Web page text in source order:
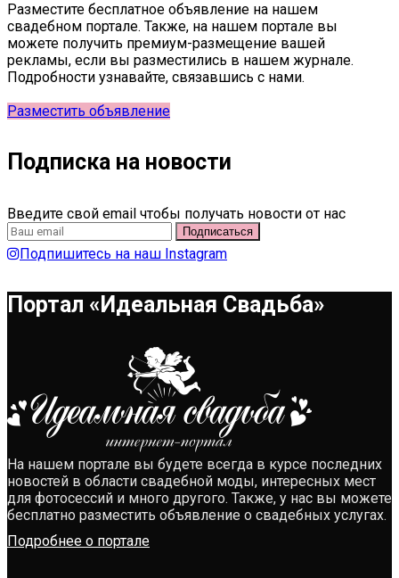
Разместите бесплатное объявление на нашем
свадебном портале. Также, на нашем портале вы
можете получить премиум-размещение вашей
рекламы, если вы разместились в нашем журнале.
Подробности узнавайте, связавшись с нами.
Разместить объявление
Подписка на новости
Введите свой email чтобы получать новости от нас
Подпишитесь на наш Instagram
Портал «Идеальная Свадьба»
На нашем портале вы будете всегда в курсе последних
новостей в области свадебной моды, интересных мест
для фотосессий и много другого. Также, у нас вы можете
бесплатно разместить объявление о свадебных услугах.
Подробнее о портале